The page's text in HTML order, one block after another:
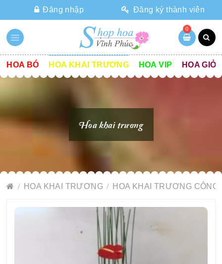
Đăng nhập Đăng ký thành viên
0
HOA BÓ HOA KHAI TRƯƠNG HOA VIP HOA GIỎ
Hoa khai trương
HOA KHAI TRƯƠNG HOA KHAI TRƯƠNG CÔNG